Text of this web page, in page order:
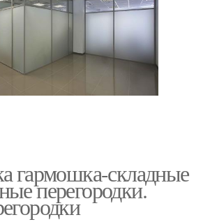
гармошка-складные
перегородки.